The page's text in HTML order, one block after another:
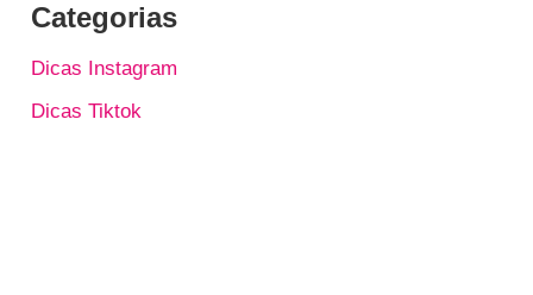
Categorias
Dicas Instagram
Dicas Tiktok